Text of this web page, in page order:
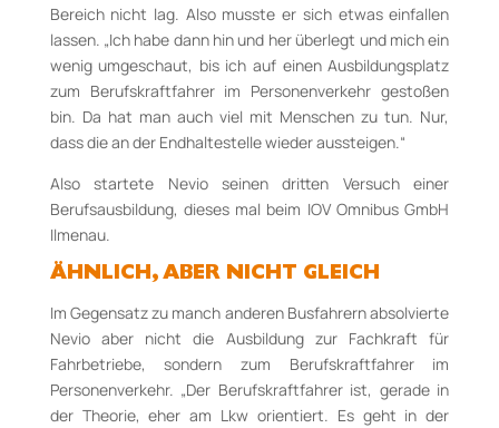
Bereich nicht lag. Also musste er sich etwas einfallen
lassen. „Ich habe dann hin und her überlegt und mich ein
wenig umgeschaut, bis ich auf einen Ausbildungsplatz
zum Berufskraftfahrer im Personenverkehr gestoßen
bin. Da hat man auch viel mit Menschen zu tun. Nur,
dass die an der Endhaltestelle wieder aussteigen.“
Also startete Nevio seinen dritten Versuch einer
Berufsausbildung, dieses mal beim IOV Omnibus GmbH
Ilmenau.
ÄHNLICH, ABER NICHT GLEICH
Im Gegensatz zu manch anderen Busfahrern absolvierte
Nevio aber nicht die Ausbildung zur Fachkraft für
Fahrbetriebe, sondern zum Berufskraftfahrer im
Personenverkehr. „Der Berufskraftfahrer ist, gerade in
der Theorie, eher am Lkw orientiert. Es geht in der